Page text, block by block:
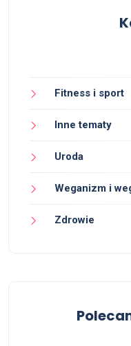
Fitness i sport
Inne tematy
Uroda
Weganizm i
Zdrowie